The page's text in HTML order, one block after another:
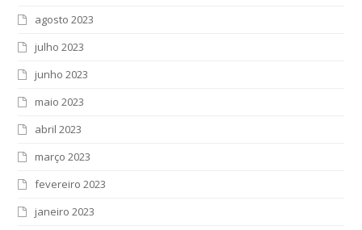
agosto 2023
julho 2023
junho 2023
maio 2023
abril 2023
março 2023
fevereiro 2023
janeiro 2023